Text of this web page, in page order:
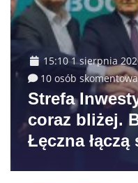
15:10 1 sierpnia
10 osób
Strefa
coraz bliżej.
Łęczna łączą